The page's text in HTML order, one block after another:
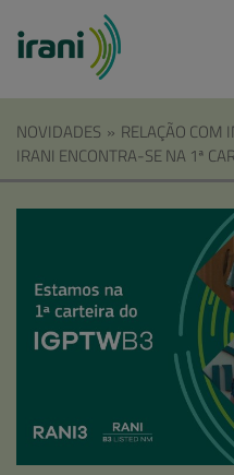
NOVIDADES » RELAÇÃO COM
IRANI ENCONTRA-SE NA 1ª